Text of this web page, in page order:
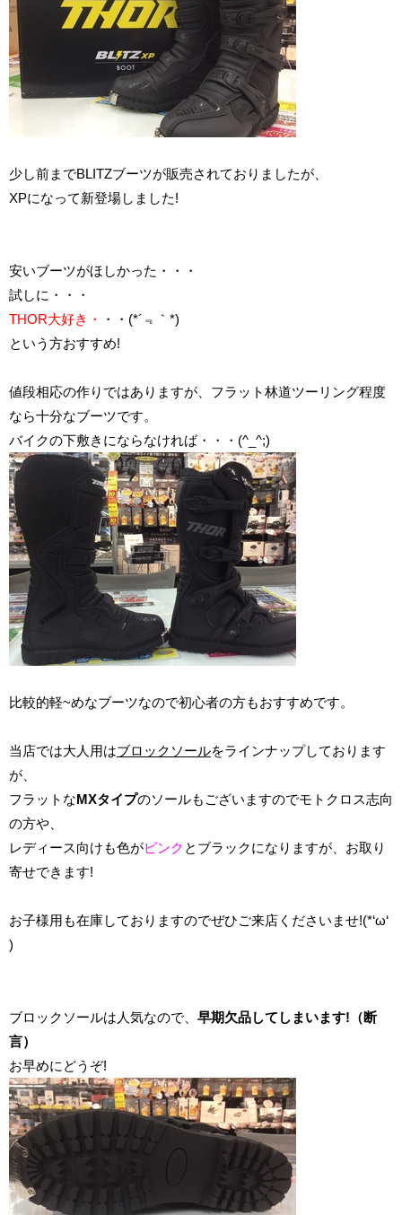
少し前までBLITZブーツが販売されておりましたが、
XPになって新登場しました!
安いブーツがほしかった・・・
試しに・・・
THOR大好き・
・・(*´﹃｀*)
という方おすすめ!
値段相応の作りではありますが、フラット林道ツーリング程度
なら十分なブーツです。
バイクの下敷きにならなければ・・・(^_^;)
比較的軽~めなブーツなので初心者の方もおすすめです。
当店では大人用はブロックソールをラインナップしております
が、
フラットなMXタイプのソールもございますのでモトクロス志向
の方や、
レディース向けも色がピンク とブラックになりますが、お取り
寄せできます!
お子様用も在庫しておりますのでぜひご来店くださいませ!(*‘ω‘
)
ブロックソールは人気なので、 早期欠品してしまいます!（断
言）
お早めにどうぞ!